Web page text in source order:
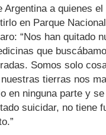
a quienes el
en Parque
“Nos han quitado
que
Somos solo
tierras nos
en ninguna parte y
suicidar, no tiene